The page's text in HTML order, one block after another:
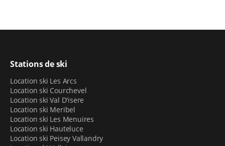
Stations de ski
Location ski Les Arcs
Location ski Courchevel
Location ski Val D'isere
Location ski Meribel
Location ski Les Menuires
Location ski Hauteluce
Location ski Peisey Vallandry